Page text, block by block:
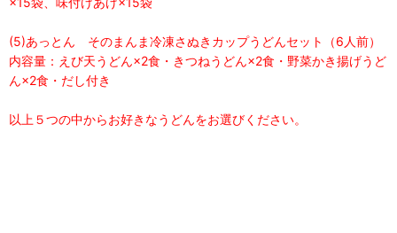
(5)あっとん そのまんま冷凍さぬきカップうどんセット（6人前）
内容量：えび天うどん×2食・きつねうどん×2食・野菜かき揚げうど
ん×2食・だし付き
以上５つの中からお好きなうどんをお選びください。